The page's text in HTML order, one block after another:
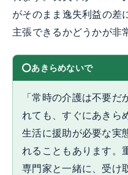
がそのまま逸失利益の差
主張できるかどうかが非
あきらめないで
「常時の介護は不要
れても、すぐにあきら
生活に援助が必要な実
れることもあります。
専門家と一緒に、受け